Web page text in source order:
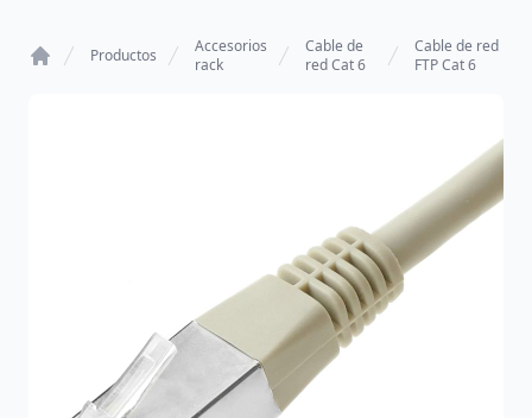
Productos
Accesorios
rack
Cable de
red Cat 6
Cable de red
FTP Cat 6